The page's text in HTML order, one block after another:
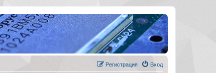
Вход
Регистрация